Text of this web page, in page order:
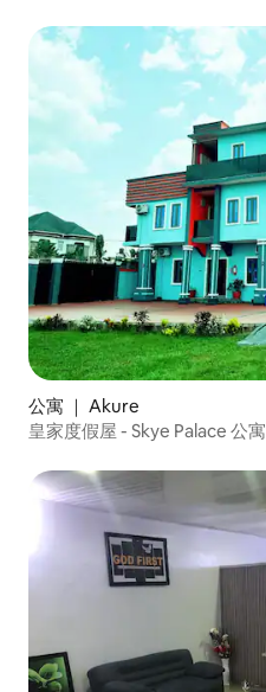
公寓 ｜ Akure
皇家度假屋 - Skye Palace 公寓